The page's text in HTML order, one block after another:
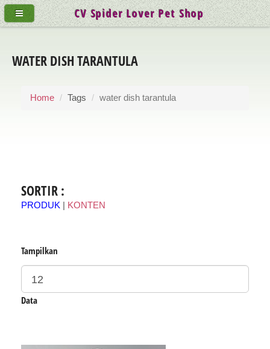
WATER DISH TARANTULA
Home Tags water dish tarantula
SORTIR :
PRODUK KONTEN
Tampilkan
Data
CV Spider Lover Pet Shop